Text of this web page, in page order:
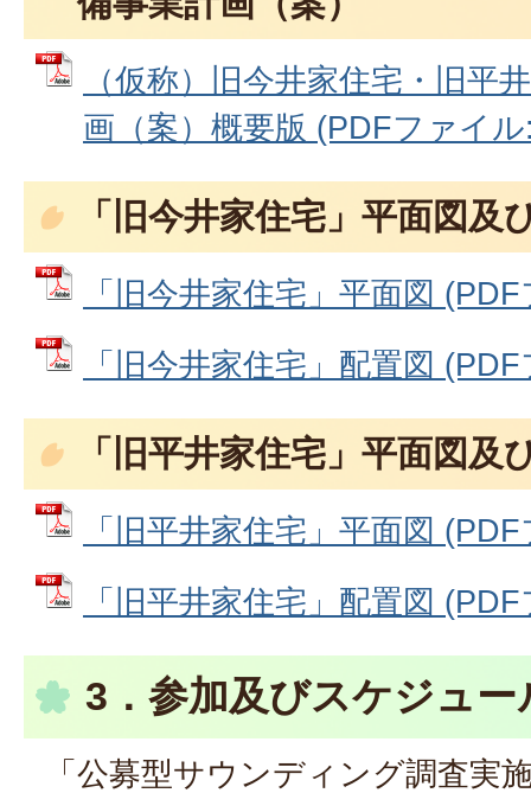
（仮称）旧今井家住宅・旧平
画（案）概要版 (PDFファイ
「旧今井家住宅」平面図及
「旧今井家住宅」平面図
「旧今井家住宅」配置図
「旧平井家住宅」平面図及
「旧平井家住宅」平面図
「旧平井家住宅」配置図
3．参加及びスケジュ
「公募型サウンディング調査実